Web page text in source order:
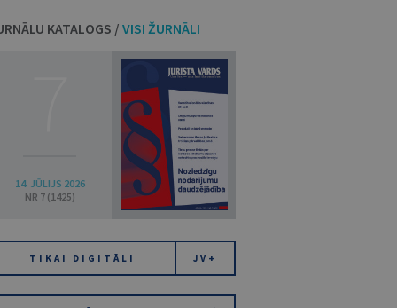
KATALOGS /VISI ŽURNĀLI
14. JŪLIJS 2026
NR 7 (1425)
TIKAI DIGITĀLI JV+